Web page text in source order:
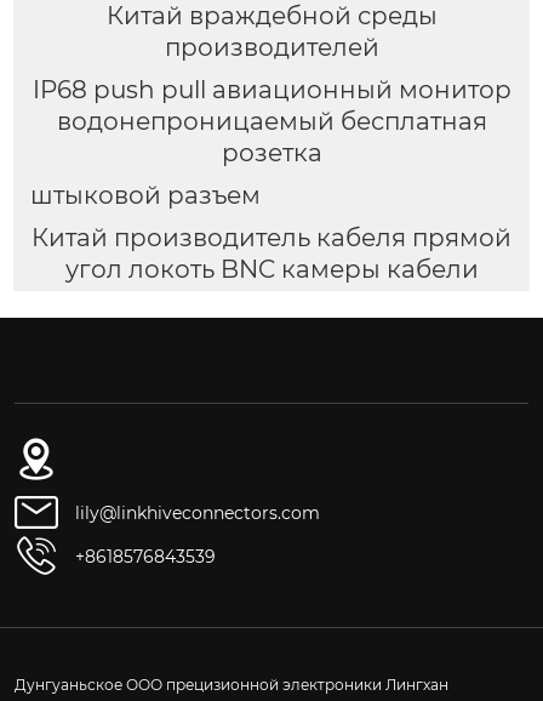
Китай враждебной среды
производителей
IP68 push pull авиационный монитор
водонепроницаемый бесплатная
розетка
штыковой разъем
Китай производитель кабеля прямой
угол локоть BNC камеры кабели
lily@linkhiveconnectors.com
+8618576843539
Дунгуаньское ООО прецизионной электроники Лингхан